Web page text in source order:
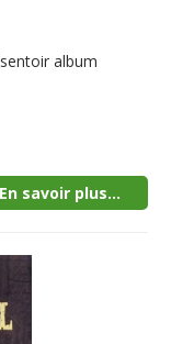
album
En savoir plus...